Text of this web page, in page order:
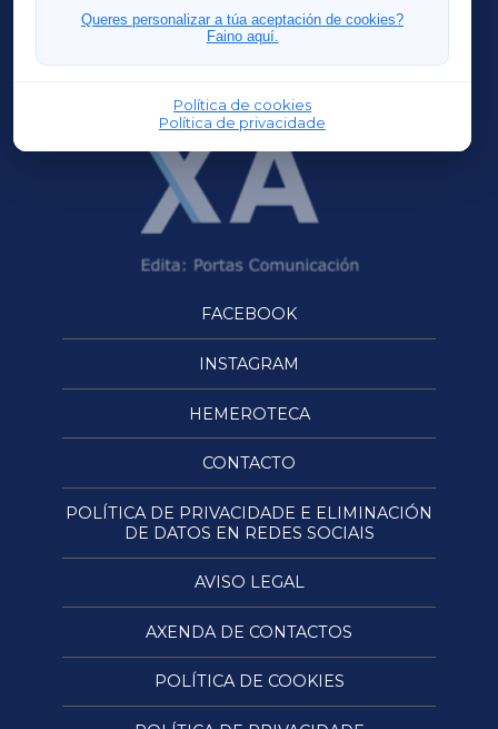
Queres personalizar a túa aceptación de cookies?
Faino aquí.
Política de cookies
Política de privacidade
FERROLXA
OURENSEXA
FACEBOOK
INSTAGRAM
HEMEROTECA
CONTACTO
POLÍTICA DE PRIVACIDADE E ELIMINACIÓN
DE DATOS EN REDES SOCIAIS
AVISO LEGAL
AXENDA DE CONTACTOS
POLÍTICA DE COOKIES